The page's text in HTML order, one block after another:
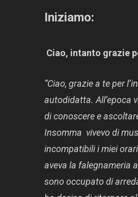
Iniziamo:
Ciao, intanto grazie
“Ciao, grazie a te per
autodidatta. All’epoca
di conoscere e
Insomma vivevo di
incompatibili i miei
aveva la falegnameria
sono occupato di